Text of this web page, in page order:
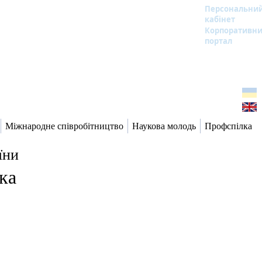
кабінет
портал
Міжнародне співробітництво Наукова молодь Профспілка